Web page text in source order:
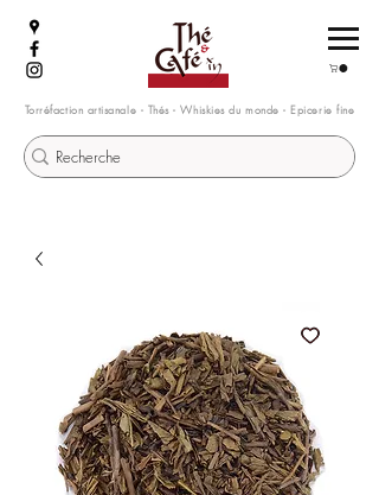
Torréfaction artisanale - Thés - Whiskies du monde - Epicerie fine